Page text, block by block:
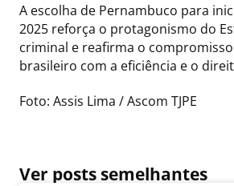
A escolha de Pernambuco para
2025 reforça o protagonismo do
criminal e reafirma o
brasileiro com a eficiência e o
Foto: Assis Lima / Ascom TJPE
Ver posts semelhantes